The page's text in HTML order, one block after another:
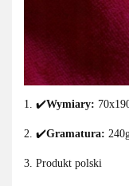
1. ✔️Wymiary:
2. ✔️Gramatura:
3. Produkt polski